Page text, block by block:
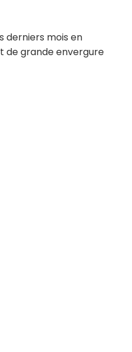
derniers mois en
de grande envergure